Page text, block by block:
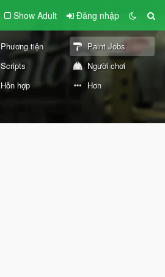
Show Adult Đăng nhập
Phương tiện
Paint Jobs
Scripts
Người chơi
Hỗn hợp Hơn